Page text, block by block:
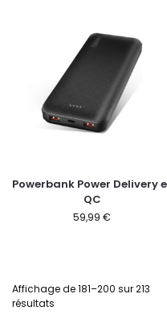
Powerbank Power Delivery
QC
59,99 €
Affichage de 181–200 sur 213
résultats